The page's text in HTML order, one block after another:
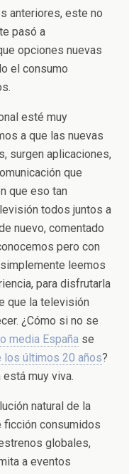
anteriores, este no
pasó a
opciones nuevas
el consumo
esté muy
a que las nuevas
surgen aplicaciones,
que
que eso tan
todos juntos a
nuevo, comentado
pero con
leemos
para disfrutarla
que la televisión
¿Cómo si no se
media España se
los últimos 20 años?
muy viva.
natural de la
ficción consumidos
globales,
a eventos